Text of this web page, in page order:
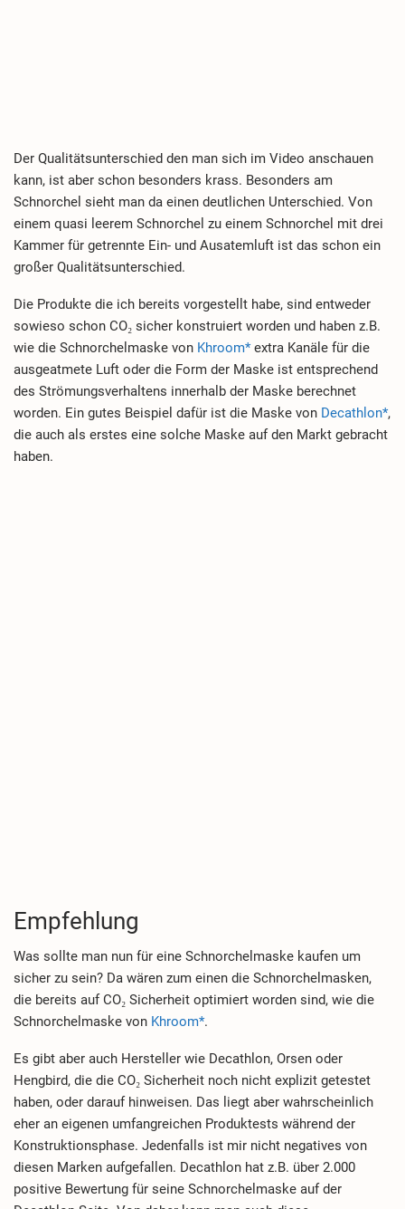
Der Qualitätsunterschied den man sich im Video anschauen
kann, ist aber schon besonders krass. Besonders am
Schnorchel sieht man da einen deutlichen Unterschied. Von
einem quasi leerem Schnorchel zu einem Schnorchel mit drei
Kammer für getrennte Ein- und Ausatemluft ist das schon ein
großer Qualitätsunterschied.
Die Produkte die ich bereits vorgestellt habe, sind entweder
sowieso schon CO₂ sicher konstruiert worden und haben z.B.
wie die Schnorchelmaske von Khroom*extra Kanäle für die
ausgeatmete Luft oder die Form der Maske ist entsprechend
des Strömungsverhaltens innerhalb der Maske berechnet
worden. Ein gutes Beispiel dafür ist die Maske von Decathlon*,
die auch als erstes eine solche Maske auf den Markt gebracht
haben.
Empfehlung
Was sollte man nun für eine Schnorchelmaske kaufen um
sicher zu sein? Da wären zum einen die Schnorchelmasken,
die bereits auf CO₂ Sicherheit optimiert worden sind, wie die
Schnorchelmaske von Khroom*.
Es gibt aber auch Hersteller wie Decathlon, Orsen oder
Hengbird, die die CO₂ Sicherheit noch nicht explizit getestet
haben, oder darauf hinweisen. Das liegt aber wahrscheinlich
eher an eigenen umfangreichen Produktests während der
Konstruktionsphase. Jedenfalls ist mir nicht negatives von
diesen Marken aufgefallen. Decathlon hat z.B. über 2.000
positive Bewertung für seine Schnorchelmaske auf der